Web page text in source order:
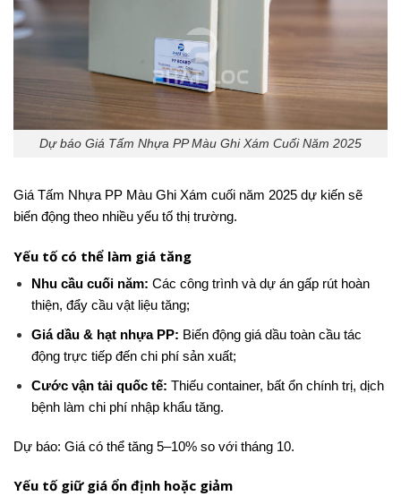
Dự báo Giá Tấm Nhựa PP Màu Ghi Xám Cuối Năm 2025
Giá Tấm Nhựa PP Màu Ghi Xám cuối năm 2025 dự kiến sẽ
biến động theo nhiều yếu tố thị trường.
Yếu tố có thể làm giá tăng
Nhu cầu cuối năm: Các công trình và dự án gấp rút hoàn
thiện, đẩy cầu vật liệu tăng;
Giá dầu & hạt nhựa PP: Biến động giá dầu toàn cầu tác
động trực tiếp đến chi phí sản xuất;
Cước vận tải quốc tế: Thiếu container, bất ổn chính trị, dịch
bệnh làm chi phí nhập khẩu tăng.
Dự báo: Giá có thể tăng 5–10% so với tháng 10.
Yếu tố giữ giá ổn định hoặc giảm